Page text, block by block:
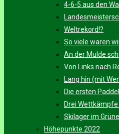
4-6-5 aus den
Weltrekord!?
So viele waren
An der Mulde
Von Links nach
Lang hin (mit
Die ersten
Drei
Skilager im
Höhepunkte 2022